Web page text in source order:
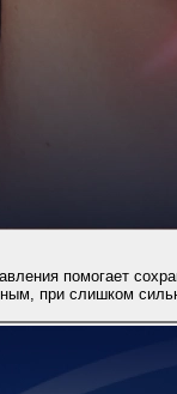
помогает
при слишком